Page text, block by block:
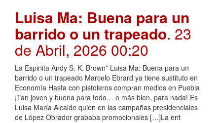
Luisa Ma: Buena para un
barrido o un trapeado. 23
de Abril, 2026 00:20
La Espinita Andy S. K. Brown* Luisa Ma: Buena para un
barrido o un trapeado Marcelo Ebrard ya tiene sustituto en
Economía Hasta con pistoleros compran medios en Puebla
¡Tan joven y buena para todo… o más bien, para nada! Es
Luisa María Alcalde quien en las campañas presidenciales
de López Obrador grababa promocionales […]La ent